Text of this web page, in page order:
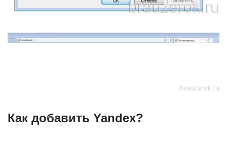
Как добавить Yandex?